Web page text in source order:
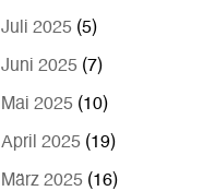
Juli 2025 (5)
Juni 2025 (7)
Mai 2025 (10)
April 2025 (19)
März 2025 (16)